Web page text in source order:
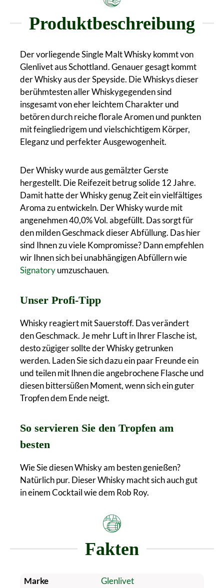
Produktbeschreibung
Der vorliegende Single Malt Whisky kommt von
Glenlivet aus Schottland. Genauer gesagt kommt
der Whisky aus der Speyside. Die Whiskys dieser
berühmtesten aller Whiskygegenden sind
insgesamt von eher leichtem Charakter und
betören durch reiche florale Aromen und punkten
mit feingliedrigem und vielschichtigem Körper,
Eleganz und perfekter Ausgewogenheit.
Der Whisky wurde aus gemälzter Gerste
hergestellt. Die Reifezeit betrug solide 12 Jahre.
Damit hatte der Whisky genug Zeit ein vielfältiges
Aroma zu entwickeln. Der Whisky wurde mit
angenehmen 40,0% Vol. abgefüllt. Das sorgt für
den milden Geschmack dieser Abfüllung. Das hier
sind Ihnen zu viele Kompromisse? Dann empfehlen
wir Ihnen sich bei unabhängigen Abfüllern wie
Signatoryumzuschauen.
Unser Profi-Tipp
Whisky reagiert mit Sauerstoff. Das verändert
den Geschmack. Je mehr Luft in Ihrer Flasche ist,
desto zügiger sollte der Whisky getrunken
werden. Laden Sie sich dazu ein paar Freunde ein
und teilen mit Ihnen die angebrochene Flasche und
diesen bittersüßen Moment, wenn sich ein guter
Tropfen dem Ende neigt.
So servieren Sie den Tropfen am
besten
Wie Sie diesen Whisky am besten genießen?
Natürlich pur. Dieser Whisky macht sich auch gut
in einem Cocktail wie dem Rob Roy.
Fakten
Marke Glenlivet